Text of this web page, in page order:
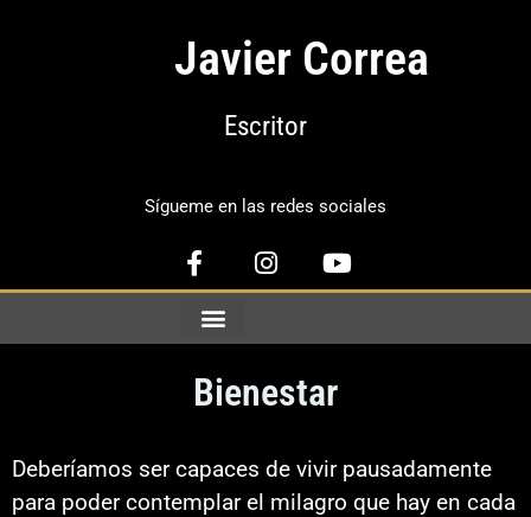
Javier Correa
Escritor
Sígueme en las redes sociales
Bienestar
Deberíamos ser capaces de vivir pausadamente
para poder contemplar el milagro que hay en cada